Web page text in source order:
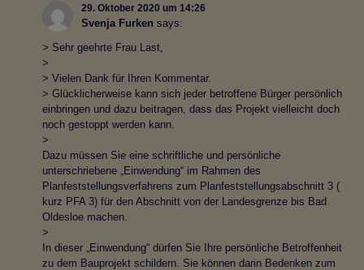
29. Oktober 2020 um 14:26
Svenja Furken says:
> Sehr geehrte Frau Last,
>
> Vielen Dank für Ihren Kommentar.
> Glücklicherweise kann sich jeder betroffene Bürger persönlich
einbringen und dazu beitragen, dass das Projekt vielleicht doch
noch gestoppt werden kann.
>
Dazu müssen Sie eine schriftliche und persönliche
unterschriebene „Einwendung“ im Rahmen des
Planfeststellungsverfahrens zum Planfeststellungsabschnitt 3 (
kurz PFA 3) für den Abschnitt von der Landesgrenze bis Bad
Oldesloe machen.
>
In dieser „Einwendung“ dürfen Sie Ihre persönliche Betroffenheit
zu dem Bauprojekt schildern. Sie können darin Bedenken zum